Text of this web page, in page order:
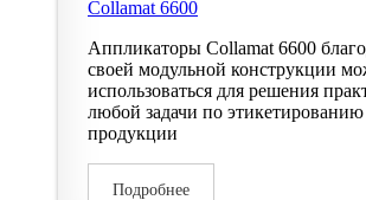
Collamat 6600
Аппликаторы Collamat 6600
своей модульной конструкции
использоваться для решения
любой задачи по этикетированию
продукции
Подробнее